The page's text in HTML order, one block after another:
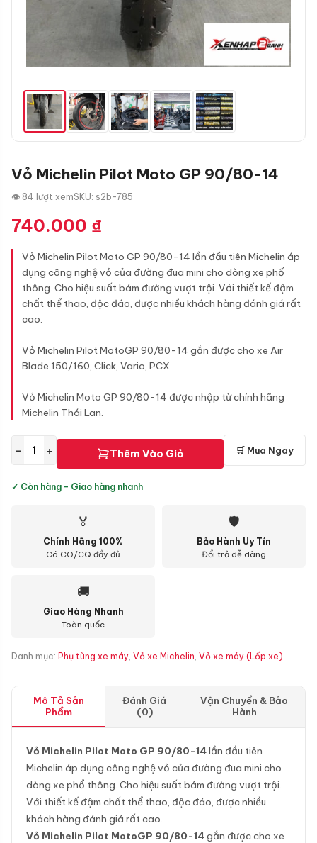
Vỏ Michelin Pilot Moto GP 90/80-14
👁 84 lượt xemSKU: s2b-785
740.000 ₫
Vỏ Michelin Pilot Moto GP 90/80-14 lần đầu tiên Michelin áp
dụng công nghệ vỏ của đường đua mini cho dòng xe phổ
thông. Cho hiệu suất bám đường vượt trội. Với thiết kế đậm
chất thể thao, độc đáo, được nhiều khách hàng đánh giá rất
cao.
Vỏ Michelin Pilot MotoGP 90/80-14 gắn được cho xe Air
Blade 150/160, Click, Vario, PCX.
Vỏ Michelin Moto GP 90/80-14 được nhập từ chính hãng
Michelin Thái Lan.
− + Thêm Vào Giỏ 🛒 Mua Ngay
✓ Còn hàng - Giao hàng nhanh
🏅
Chính Hãng 100%
Có CO/CQ đầy đủ
🛡
Bảo Hành Uy Tín
Đổi trả dễ dàng
🚚
Giao Hàng Nhanh
Toàn quốc
Danh mục: Phụ tùng xe máy, Vỏ xe Michelin, Vỏ xe máy (Lốp xe)
Mô Tả Sản
Phẩm
Đánh Giá
(0)
Vận Chuyển & Bảo
Hành
Vỏ Michelin Pilot Moto GP 90/80-14lần đầu tiên
Michelin áp dụng công nghệ vỏ của đường đua mini cho
dòng xe phổ thông. Cho hiệu suất bám đường vượt trội.
Với thiết kế đậm chất thể thao, độc đáo, được nhiều
khách hàng đánh giá rất cao.
Vỏ Michelin Pilot MotoGP 90/80-14gắn được cho xe